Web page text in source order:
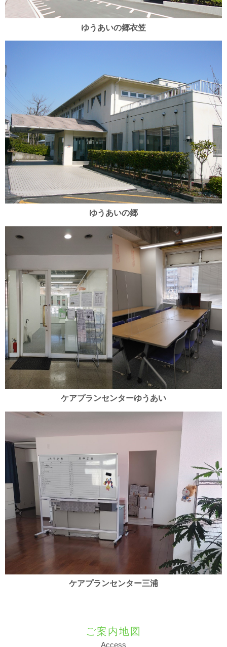
ゆうあいの郷衣笠
ゆうあいの郷
ケアプランセンターゆうあい
ケアプランセンター三浦
ご案内地図
Access